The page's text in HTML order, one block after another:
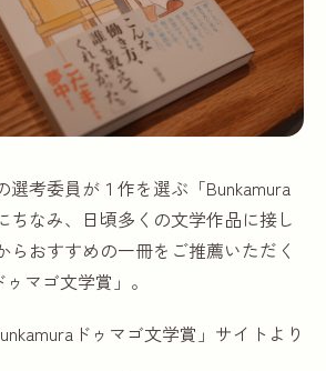
選考委員が１作を選ぶ「Bunkamura
ちなみ、日頃多くの文学作品に接し
らおすすめの一冊をご推薦いただく
ゥマゴ文学賞」。
ドゥマゴ文学賞」サイトより